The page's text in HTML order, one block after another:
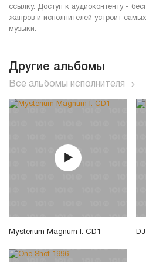
ссылку. Доступ к аудиоконтенту -
жанров и исполнителей устроит
музыки.
Другие альбомы
Все альбомы исполнителя
Mysterium Magnum I. CD1